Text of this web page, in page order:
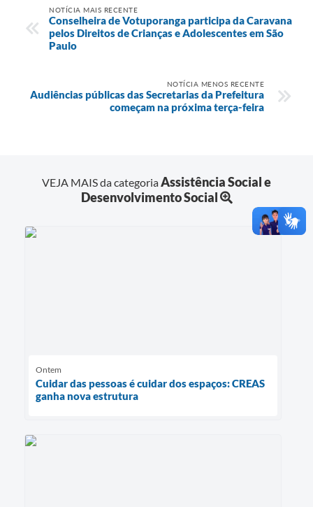
NOTÍCIA MAIS RECENTE
Conselheira de Votuporanga participa da Caravana
pelos Direitos de Crianças e Adolescentes em São
Paulo
NOTÍCIA MENOS RECENTE
Audiências públicas das Secretarias da Prefeitura
começam na próxima terça-feira
VEJA MAIS da categoriaAssistência Social e
Desenvolvimento Social
Ontem
Cuidar das pessoas é cuidar dos espaços: CREAS
ganha nova estrutura